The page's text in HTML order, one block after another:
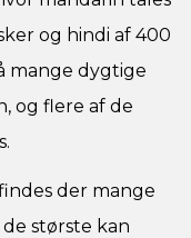
og hindi af 400
mange dygtige
og flere af de
der mange
største kan